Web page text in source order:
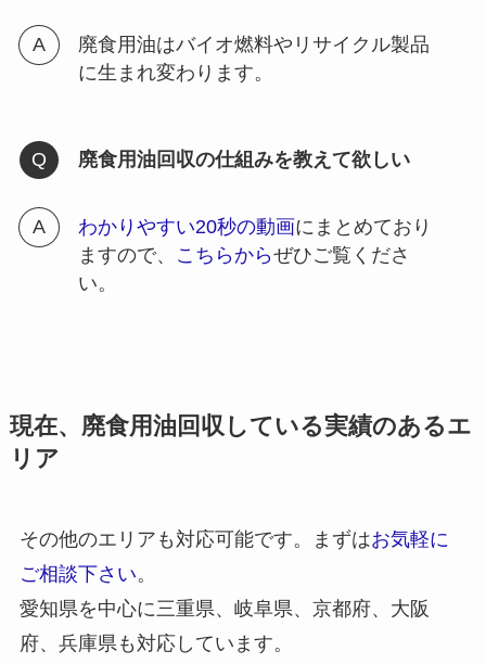
廃食用油はバイオ燃料やリサイクル製品
に生まれ変わります。
廃食用油回収の仕組みを教えて欲しい
わかりやすい20秒の動画にまとめており
ますので、
こちらからぜひご覧くださ
い。
現在、廃食用油回収している実績のあるエ
リア
その他のエリアも対応可能です。まずはお気軽に
ご相談下さい。
愛知県を中心に三重県、岐阜県、京都府、大阪
府、兵庫県も対応しています。